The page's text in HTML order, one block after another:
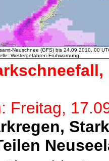
Neuschnee (GFS) bis 24.09.2010, 00
Wettergefahren-Frühwarnung
Freitag,